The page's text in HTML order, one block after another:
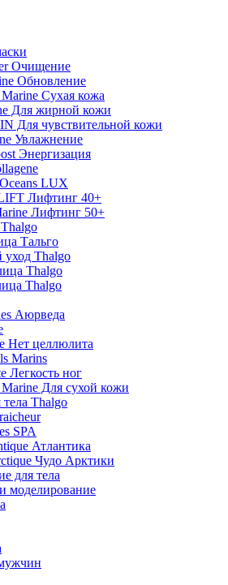
Очищение
Обновление
Сухая кожа
Для жирной кожи
Для чувствительной кожи
Увлажнение
Энергизация
LUX
Лифтинг 40+
Лифтинг 50+
Тальго
Thalgo
Thalgo
Thalgo
Аюрведа
Нет целлюлита
Marins
Легкость ног
Для сухой кожи
Thalgo
SPA
Атлантика
Чудо Арктики
для тела
моделирование